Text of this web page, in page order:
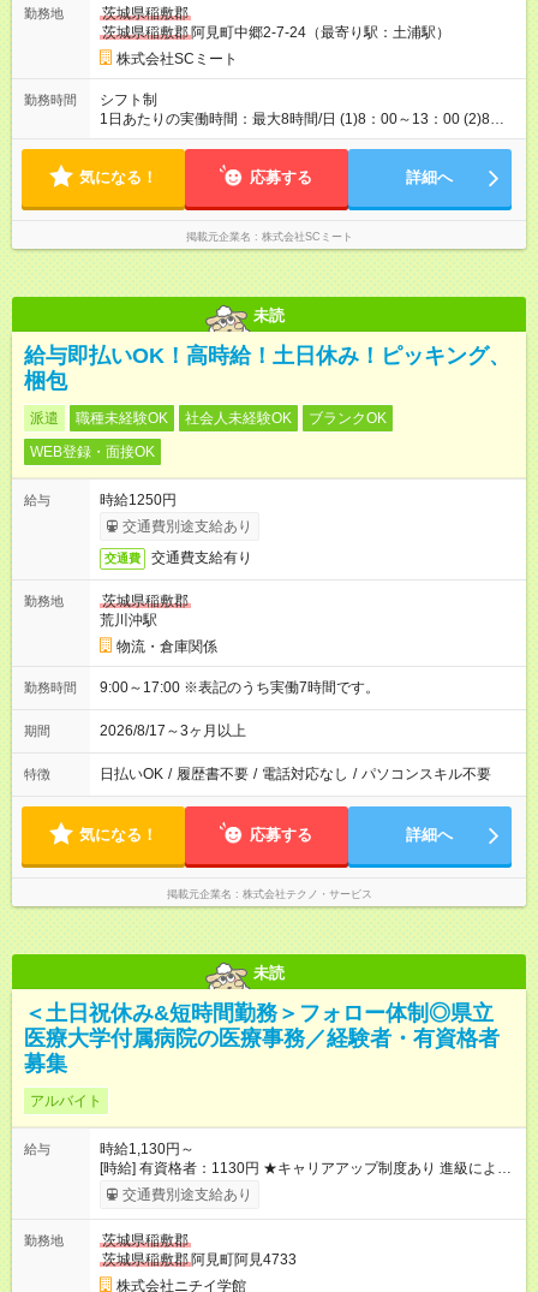
勤務地
茨城県稲敷郡
茨城県稲敷郡 阿見町中郷2-7-24（最寄り駅：土浦駅）
株式会社SCミート
勤務時間
シフト制
1日あたりの実働時間：最大8時間/日 (1)8：00～13：00 (2)8：
30～15：00（60分休憩） 週3日～ ※土日どちらか勤務できる方
間以上の方は社会保険加入可。週5勤務も大歓迎！
気になる！ 応募する 詳細へ
掲載元企業名 株式会社SCミート
未読
給与即払いOK！高時給！土日休み！ピッキング、
梱包
派遣 職種未経験OK 社会人未経験OK
ブランクOK
WEB登録・面接OK
給与
時給1250円
交通費別途支給あり
交通費 交通費支給有り
勤務地
茨城県稲敷郡
荒川沖駅
物流・倉庫関係
勤務時間 9:00～17:00 ※表記のうち実働7時間です。
期間 2026/8/17～3ヶ月以上
特徴 日払いOK / 履歴書不要 / 電話対応なし / パソコンスキル不要
気になる！ 応募する 詳細へ
掲載元企業名 株式会社テクノ・サービス
未読
＜土日祝休み&短時間勤務＞フォロー体制◎県立
医療大学付属病院の医療事務／経験者・有資格者
募集
アルバイト
給与
時給1,130円～
[時給] 有資格者：1130円 ★キャリアアップ制度あり 進級により
給与がアップします！ 【試用期間】試用期間なし
交通費別途支給あり
勤務地
茨城県稲敷郡
茨城県稲敷郡 阿見町阿見4733
株式会社ニチイ学館